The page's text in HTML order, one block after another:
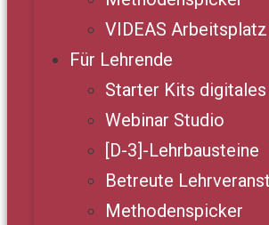
VIDEAS Arbeitsplatz
Für Lehrende
Starter Kits digitales
Webinar Studio
[D-3]-Lehrbausteine
Betreute
Methodenspicker